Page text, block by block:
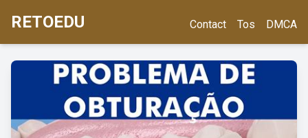
RETOEDU Contact Tos DMCA